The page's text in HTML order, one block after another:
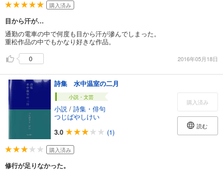
購入済み
目から汗が…
通勤の電車の中で何度も目から汗が滲んでしまった。
重松作品の中でもかなり好きな作品。
0
2016年05月18日
詩集 水中温室の二月
小説・文芸
小説 / 詩集・俳句
つじばやしけい
3.0
(1)
購入済み
読む
購入済み
修行が足りなかった。